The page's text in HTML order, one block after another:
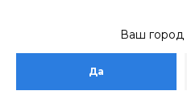
Ваш город
Да